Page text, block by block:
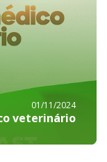
01/11/2024
veterinário